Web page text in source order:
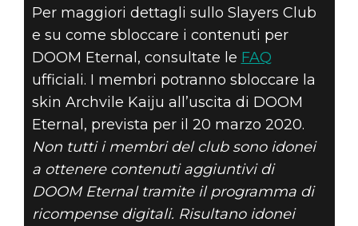
Per maggiori dettagli sullo Slayers Club
e su come sbloccare i contenuti per
DOOM Eternal, consultate le FAQ
ufficiali. I membri potranno sbloccare la
skin Archvile Kaiju all’uscita di DOOM
Eternal, prevista per il 20 marzo 2020.
Non tutti i membri del club sono idonei
a ottenere contenuti aggiuntivi di
DOOM Eternal tramite il programma di
ricompense digitali. Risultano idonei